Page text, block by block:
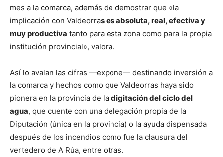
mes a la comarca, además de demostrar que «la
implicación con Valdeorras es absoluta, real, efectiva y
muy productiva tanto para esta zona como para la propia
institución provincial», valora.
Así lo avalan las cifras —expone— destinando inversión a
la comarca y hechos como que Valdeorras haya sido
pionera en la provincia de la digitación del ciclo del
agua, que cuente con una delegación propia de la
Diputación (única en la provincia) o la ayuda dispensada
después de los incendios como fue la clausura del
vertedero de A Rúa, entre otras.